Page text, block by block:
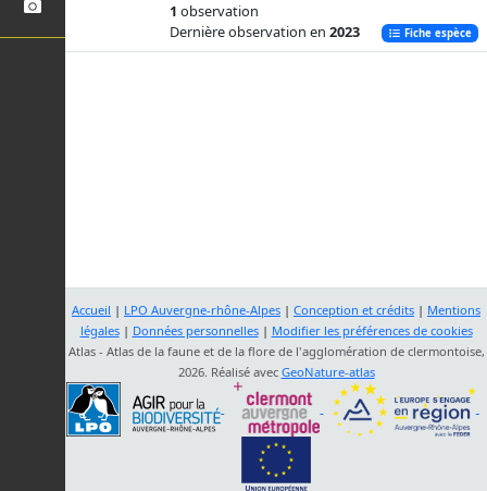
1 observation
Dernière observation en 2023 Fiche espèce
Accueil | LPO Auvergne-rhône-Alpes | Conception et crédits | Mentions
légales| Données personnelles| Modifier les préférences de cookies
Atlas - Atlas de la faune et de la flore de l'agglomération de clermontoise,
2026. Réalisé avec GeoNature-atlas